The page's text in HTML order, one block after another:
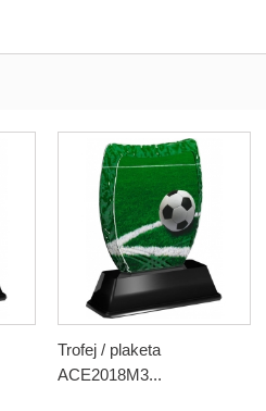
Trofej / plaketa
ACE2018M3...